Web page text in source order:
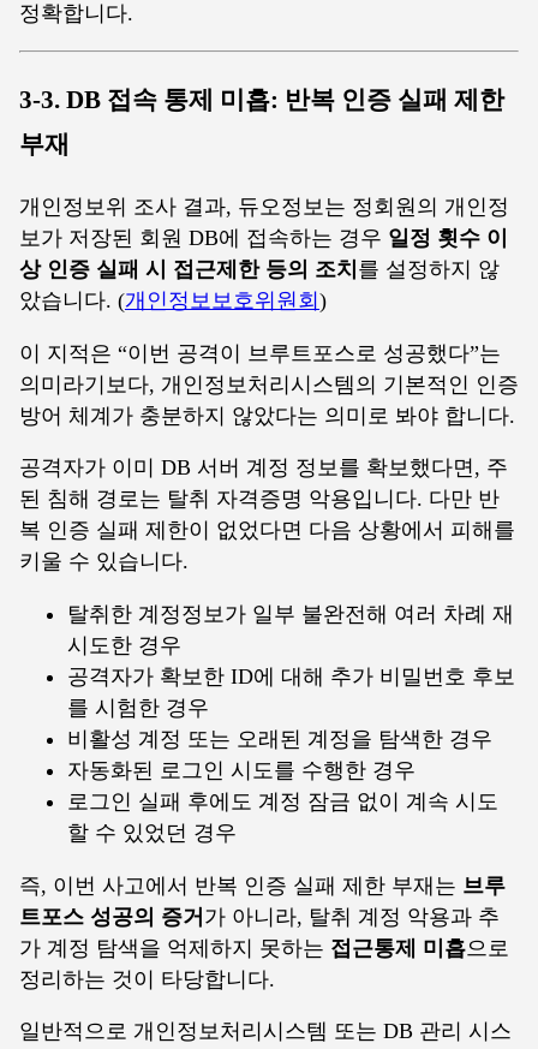
정확합니다.
3-3. DB 접속 통제 미흡: 반복 인증 실패 제한
부재
개인정보위 조사 결과, 듀오정보는 정회원의 개인정
보가 저장된 회원 DB에 접속하는 경우 일정 횟수 이
상 인증 실패 시 접근제한 등의 조치 를 설정하지 않
았습니다. (개인정보보호위원회 )
이 지적은 “이번 공격이 브루트포스로 성공했다”는
의미라기보다, 개인정보처리시스템의 기본적인 인증
방어 체계가 충분하지 않았다는 의미로 봐야 합니다.
공격자가 이미 DB 서버 계정 정보를 확보했다면, 주
된 침해 경로는 탈취 자격증명 악용입니다. 다만 반
복 인증 실패 제한이 없었다면 다음 상황에서 피해를
키울 수 있습니다.
탈취한 계정정보가 일부 불완전해 여러 차례 재
시도한 경우
공격자가 확보한 ID에 대해 추가 비밀번호 후보
를 시험한 경우
비활성 계정 또는 오래된 계정을 탐색한 경우
자동화된 로그인 시도를 수행한 경우
로그인 실패 후에도 계정 잠금 없이 계속 시도
할 수 있었던 경우
즉, 이번 사고에서 반복 인증 실패 제한 부재는 브루
트포스 성공의 증거 가 아니라, 탈취 계정 악용과 추
가 계정 탐색을 억제하지 못하는 접근통제 미흡으로
정리하는 것이 타당합니다.
일반적으로 개인정보처리시스템 또는 DB 관리 시스